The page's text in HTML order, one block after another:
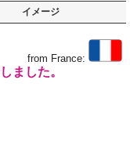
イメージ
from France:
ました。